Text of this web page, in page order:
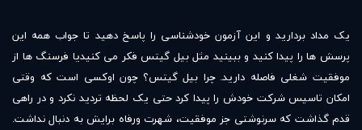
یک مداد بردارید و این آزمون خودشناسی را پاسخ دهید تا جواب همه این
پرسش ها را پیدا کنید و ببینید مثل بیل گیتس فکر می کنیدیا فرسنگ ها از
موفقیت شغلی فاصله دارید. چرا بیل گیتس؟ چون اوکسی است که وقتی
امکان تاسیس شرکت خودش را پیدا کرد حتی یک لحظه تردید نکرد و در راهی
قدم گذاشت که سرنوشتی جز موفقیت، شهرت ورفاه برایش به دنبال نداشت.